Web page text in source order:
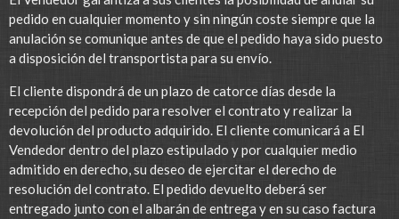
pedido en cualquier momento y sin ningún coste siempre que la
anulación se comunique antes de que el pedido haya sido puesto
a disposición del transportista para su envío.
El cliente dispondrá de un plazo de catorce días desde la
recepción del pedido para resolver el contrato y realizar la
devolución del producto adquirido. El cliente comunicará a El
Vendedor dentro del plazo estipulado y por cualquier medio
admitido en derecho, su deseo de ejercitar el derecho de
resolución del contrato. El pedido devuelto deberá ser
entregado junto con el albarán de entrega y en su caso factura